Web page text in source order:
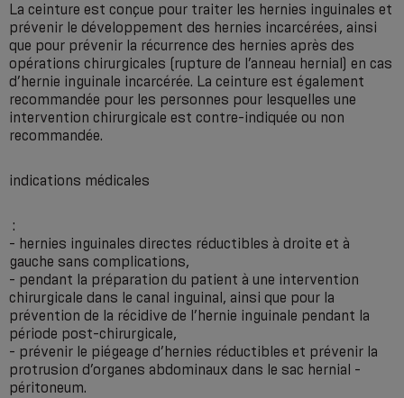
La ceinture est conçue pour traiter les hernies inguinales et
prévenir le développement des hernies incarcérées, ainsi
que pour prévenir la récurrence des hernies après des
opérations chirurgicales (rupture de l’anneau hernial) en cas
d’hernie inguinale incarcérée. La ceinture est également
recommandée pour les personnes pour lesquelles une
intervention chirurgicale est contre-indiquée ou non
recommandée.
indications médicales
:
- hernies inguinales directes réductibles à droite et à
gauche sans complications,
- pendant la préparation du patient à une intervention
chirurgicale dans le canal inguinal, ainsi que pour la
prévention de la récidive de l’hernie inguinale pendant la
période post-chirurgicale,
- prévenir le piégeage d’hernies réductibles et prévenir la
protrusion d’organes abdominaux dans le sac hernial -
péritoneum.